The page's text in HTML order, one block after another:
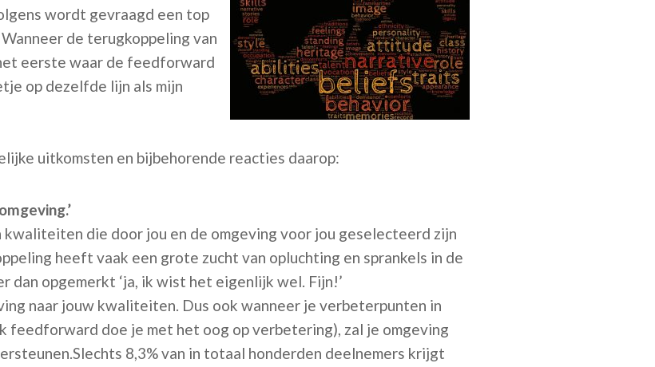
wordt gevraagd een top
de terugkoppeling van
eerste waar de feedforward
op dezelfde lijn als mijn
uitkomsten en bijbehorende reacties daarop:
die door jou en de omgeving voor jou geselecteerd zijn
heeft vaak een grote zucht van opluchting en sprankels in de
dan opgemerkt ‘ja, ik wist het eigenlijk wel. Fijn!’
naar jouw kwaliteiten. Dus ook wanneer je verbeterpunten in
feedforward doe je met het oog op verbetering), zal je omgeving
8,3% van in totaal honderden deelnemers krijgt